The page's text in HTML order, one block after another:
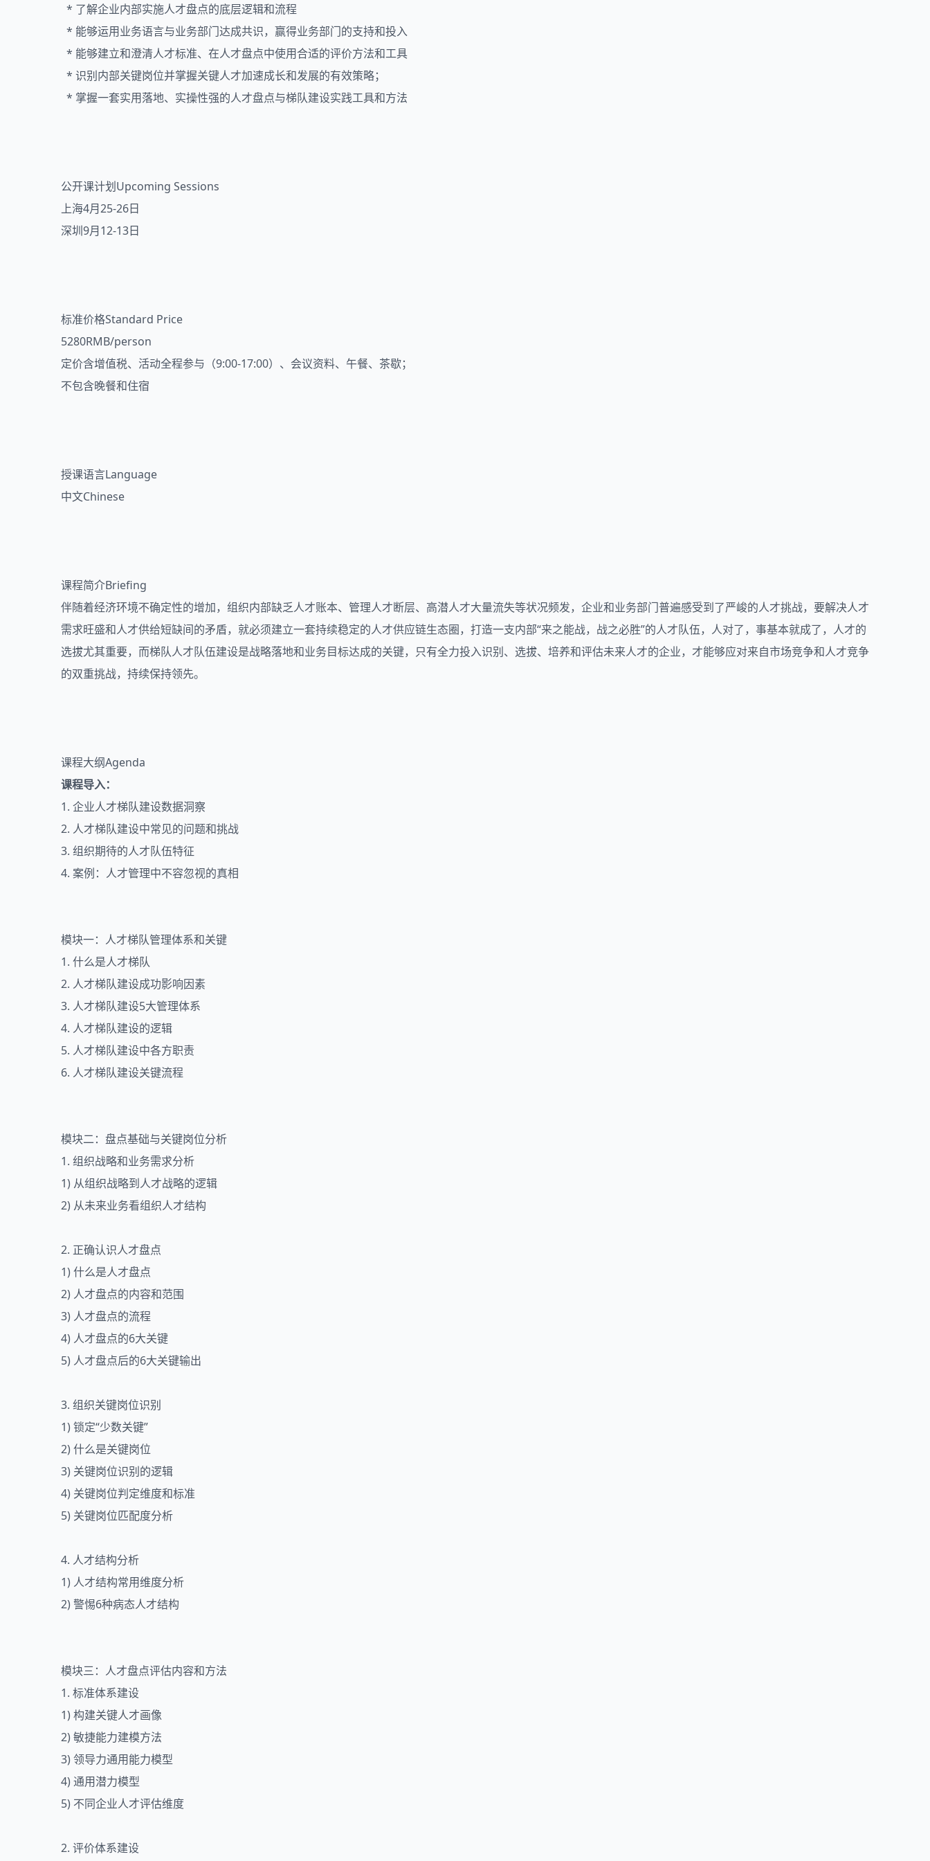
* 了解企业内部实施人才盘点的底层逻辑和流程
* 能够运用业务语言与业务部门达成共识，赢得业务部门的支持和投入
* 能够建立和澄清人才标准、在人才盘点中使用合适的评价方法和工具
* 识别内部关键岗位并掌握关键人才加速成长和发展的有效策略；
* 掌握一套实用落地、实操性强的人才盘点与梯队建设实践工具和方法
公开课计划Upcoming Sessions
上海4月25-26日
深圳9月12-13日
标准价格Standard Price
5280RMB/person
定价含增值税、活动全程参与（9:00-17:00）、会议资料、午餐、茶歇；
不包含晚餐和住宿
授课语言Language
中文Chinese
课程简介Briefing
伴随着经济环境不确定性的增加，组织内部缺乏人才账本、管理人才断层、高潜人才大量流失等状况频发，企业和业务部门普遍感受到了严峻的人才挑战，要解决人才
需求旺盛和人才供给短缺间的矛盾，就必须建立一套持续稳定的人才供应链生态圈，打造一支内部“来之能战，战之必胜”的人才队伍，人对了，事基本就成了，人才的
选拔尤其重要，而梯队人才队伍建设是战略落地和业务目标达成的关键，只有全力投入识别、选拔、培养和评估未来人才的企业，才能够应对来自市场竞争和人才竞争
的双重挑战，持续保持领先。
课程大纲Agenda
课程导入：
1. 企业人才梯队建设数据洞察
2. 人才梯队建设中常见的问题和挑战
3. 组织期待的人才队伍特征
4. 案例：人才管理中不容忽视的真相
模块一：人才梯队管理体系和关键
1. 什么是人才梯队
2. 人才梯队建设成功影响因素
3. 人才梯队建设5大管理体系
4. 人才梯队建设的逻辑
5. 人才梯队建设中各方职责
6. 人才梯队建设关键流程
模块二：盘点基础与关键岗位分析
1. 组织战略和业务需求分析
1) 从组织战略到人才战略的逻辑
2) 从未来业务看组织人才结构
2. 正确认识人才盘点
1) 什么是人才盘点
2) 人才盘点的内容和范围
3) 人才盘点的流程
4) 人才盘点的6大关键
5) 人才盘点后的6大关键输出
3. 组织关键岗位识别
1) 锁定“少数关键”
2) 什么是关键岗位
3) 关键岗位识别的逻辑
4) 关键岗位判定维度和标准
5) 关键岗位匹配度分析
4. 人才结构分析
1) 人才结构常用维度分析
2) 警惕6种病态人才结构
模块三：人才盘点评估内容和方法
1. 标准体系建设
1) 构建关键人才画像
2) 敏捷能力建模方法
3) 领导力通用能力模型
4) 通用潜力模型
5) 不同企业人才评估维度
2. 评价体系建设